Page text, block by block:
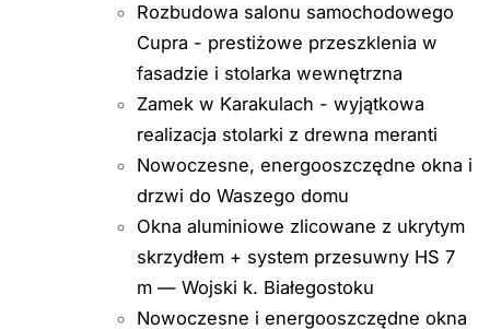
Rozbudowa salonu samochodowego
Cupra - prestiżowe przeszklenia w
fasadzie i stolarka wewnętrzna
Zamek w Karakulach - wyjątkowa
realizacja stolarki z drewna meranti
Nowoczesne, energooszczędne okna i
drzwi do Waszego domu
Okna aluminiowe zlicowane z ukrytym
skrzydłem + system przesuwny HS 7
m — Wojski k. Białegostoku
Nowoczesne i energooszczędne okna